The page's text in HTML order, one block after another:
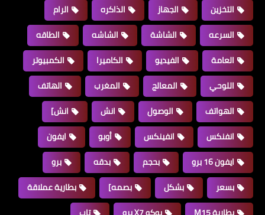
التخزين
الجهاز الذاكره
الرام
السرعه
الشاشة الشاشه
الطاقه
العامة
الفيديو الكاميرا
الكمبيوتر
اللوحي
المعالج المغرب
الهاتف
الهواتف
الوصول انش
انش]
انفنكس
انفينكس أوبو
ايفون
ايفون 16 برو
بحجم بدقه
برو
بسعر
بشكل بصمه]
بطارية عملاقة